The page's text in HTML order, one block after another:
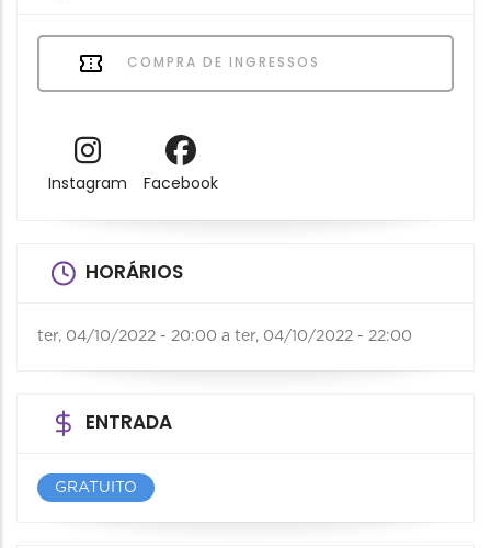
COMPRA DE INGRESSOS
Instagram Facebook
HORÁRIOS
ter, 04/10/2022 - 20:00 a ter, 04/10/2022 - 22:00
ENTRADA
GRATUITO